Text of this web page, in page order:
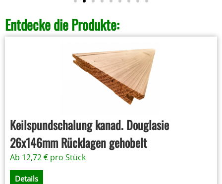
Entdecke die Produkte:
Keilspundschalung kanad. Douglasie
26x146mm Rücklagen gehobelt
Ab 12,72€ pro Stück
Details